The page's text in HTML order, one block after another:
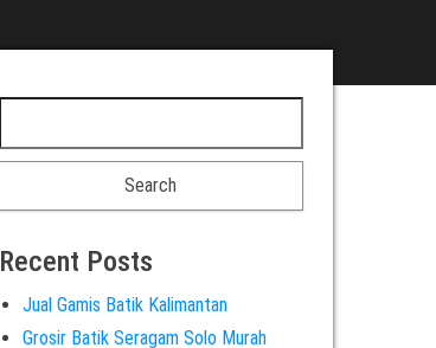
Recent Posts
Jual Gamis Batik Kalimantan
Grosir Batik Seragam Solo Murah